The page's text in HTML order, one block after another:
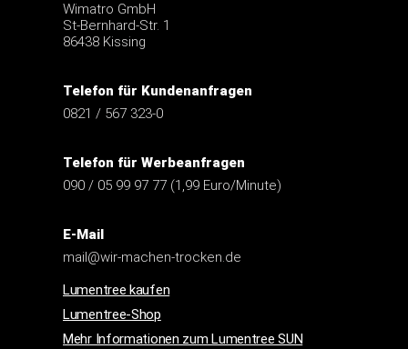
Wimatro GmbH
St-Bernhard-Str. 1
86438 Kissing
Telefon für Kundenanfragen
0821 / 567 323-0
Telefon für Werbeanfragen
090 / 05 99 97 77 (1,99 Euro/Minute)
E-Mail
mail@wir-machen-trocken.de
Lumentree kaufen
Lumentree-Shop
Mehr Informationen zum Lumentree SUN